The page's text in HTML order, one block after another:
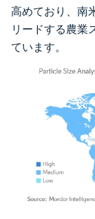
高めており、南
リードする農業
ています。